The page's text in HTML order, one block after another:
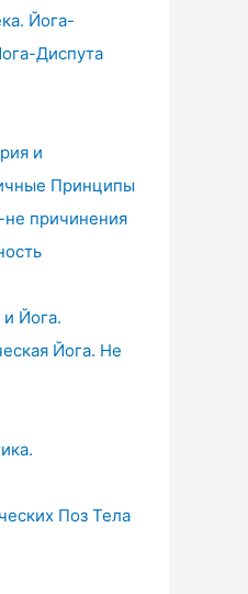
Йога-
Диспута
и
Принципы
причинения
Йога.
Йога. Не
Поз Тела